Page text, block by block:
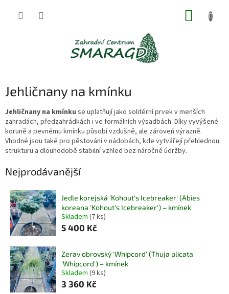
Jehličnany na kmínku
Jehličnany na kmínku se uplatňují jako solitérní prvek v menších
zahradách, předzahrádkách i ve formálních výsadbách. Díky vyvýšené
koruně a pevnému kmínku působí vzdušně, ale zároveň výrazně.
Vhodné jsou také pro pěstování v nádobách, kde vytvářejí přehlednou
strukturu a dlouhodobě stabilní vzhled bez náročné údržby.
Nejprodávanější
Jedle korejská 'Kohout's Icebreaker' (Abies
koreana 'Kohout's Icebreaker') – kmínek
Skladem (7 ks)
5 400 Kč
Zerav obrovský 'Whipcord' (Thuja plicata
'Whipcord') – kmínek
Skladem (9 ks)
3 360 Kč